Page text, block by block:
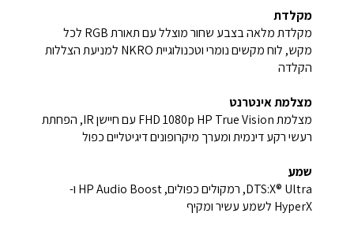
מקלדת
מקלדת מלאה בצבע שחור מוצלל עם תאורת RGB לכל
מקש, לוח מקשים נומרי וטכנולוגיית NKRO למניעת הצללות
הקלדה
מצלמת אינטרנט
מצלמת HP True Vision ‏FHD 1080p עם חיישן IR, הפחתת
רעשי רקע דינמית ומערך מיקרופונים דיגיטליים כפול
שמע
DTS:X® Ultra‏, רמקולים כפולים, HP Audio Boost‏ ו-
HyperX‏ לשמע עשיר ומקיף